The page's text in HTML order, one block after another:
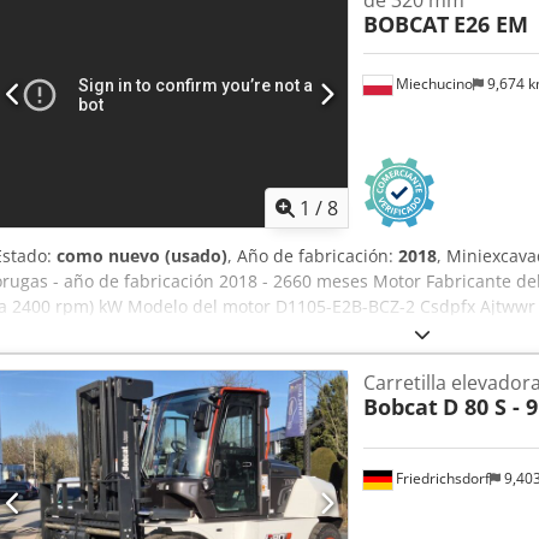
1 /8
Miechucino 9,674
BOBCAT E26 EM
como nuevo (usado), Año de fabricación: 2018,
- año de fabricación 2018 - 2660 meses Motor Fabricante
2400 rpm) kW Modelo del motor D1105-E2B-BCZ-2 Csdpfx
Número de cilindros 3 Cilindrada 1,123 litros Par motor 71,2 Nm
total 2357 mm Altura libre al suelo 532 mm Anchura (mín./
320 mm de ancho de vía Pesos Presión sobre el suelo Presión
de protección 3069 kg Peso operativo con cabina cerrada y
Capacidad de la bomba 2 x 28,8 l/min Presión de
bar Caudal auxiliar 48 l/min Tracción Capacidad de ascenso 30
h Alta velocidad (avance/retroceso) 4,6 km/h Capacidad
y larga) 2890 mm Altura máxima de descarga (pluma
nivel del suelo (pluma estándar y larga) 4529 mm Fuerza de
Friedrichsdorf
Carretilla
Bobcat D 80 S - 9